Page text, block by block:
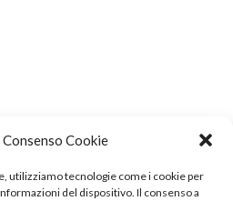
Cookie
utilizziamo tecnologie come i cookie per
del dispositivo. Il consenso a